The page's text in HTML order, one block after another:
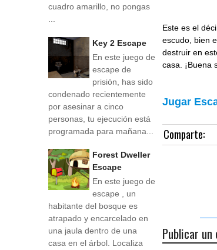
Este es el
escudo, bien
destruir en
casa. ¡Buena
Jugar
Comparte:
Publicar
cuadro amarillo, no pongas
...
Key 2 Escape
En este juego de
escape de
prisión, has sido
condenado recientemente
por asesinar a cinco
personas, tu ejecución está
programada para mañana...
Forest Dweller
Escape
En este juego de
escape , un
habitante del bosque es
atrapado y encarcelado en
una jaula dentro de una
casa en el árbol. Localiza